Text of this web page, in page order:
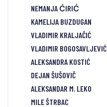
NEMANJA ĆIRIĆ
KAMELIJA BUZDUGAN
VLADIMIR KRALJAČIĆ
VLADIMIR BOGOSAVLJEVIĆ
ALEKSANDRA KOSTIĆ
DEJAN ŠUŠOVIČ
ALEKSANDAR M. LEKO
MILE ŠTRBAC